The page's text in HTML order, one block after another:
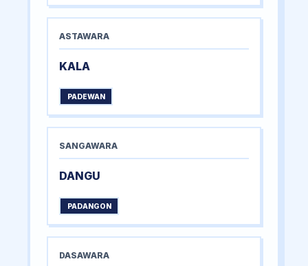
ASTAWARA
KALA
PADEWAN
SANGAWARA
DANGU
PADANGON
DASAWARA